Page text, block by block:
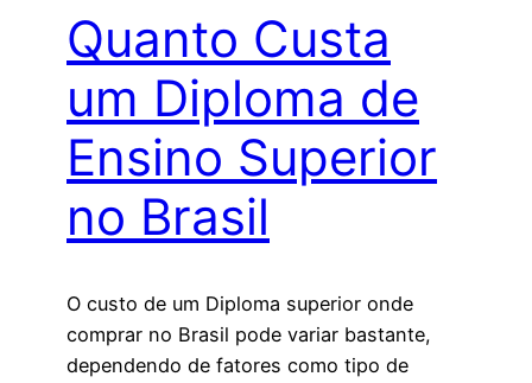
Quanto Custa
um Diploma de
Ensino Superior
no Brasil
O custo de um Diploma superior onde
comprar no Brasil pode variar bastante,
dependendo de fatores como tipo de